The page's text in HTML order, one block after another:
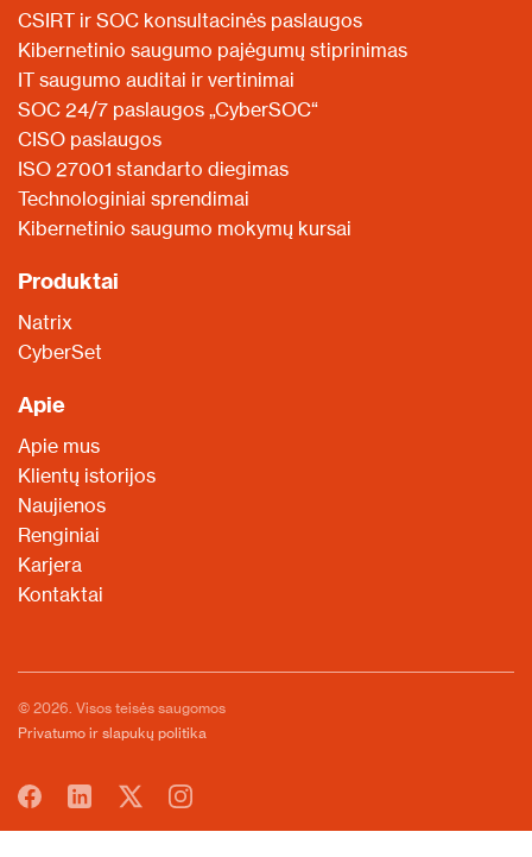
CSIRT ir SOC konsultacinės paslaugos
Kibernetinio saugumo pajėgumų stiprinimas
IT saugumo auditai ir vertinimai
SOC 24/7 paslaugos „CyberSOC“
CISO paslaugos
ISO 27001 standarto diegimas
Technologiniai sprendimai
Kibernetinio saugumo mokymų kursai
Produktai
Natrix
CyberSet
Apie
Apie mus
Klientų istorijos
Naujienos
Renginiai
Karjera
Kontaktai
© 2026. Visos teisės saugomos
Privatumo ir slapukų politika